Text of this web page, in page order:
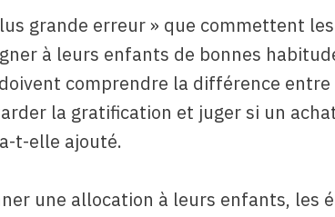
grande erreur » que commettent
à leurs enfants de bonnes
comprendre la différence entre
la gratification et juger si un
t-elle ajouté.
une allocation à leurs enfants, les